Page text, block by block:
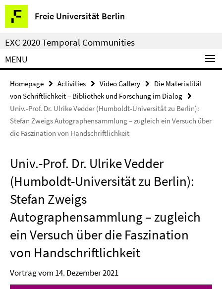
Springe
direkt
zu
Inhalt
Freie Universität Berlin
Service
Navigation
EXC 2020 Temporal Communities
MENU
Homepage Activities Video Gallery
Die Materialität
von Schriftlichkeit – Bibliothek und Forschung im Dialog
Univ.-Prof. Dr. Ulrike Vedder (Humboldt-Universität zu Berlin):
Stefan Zweigs Autographensammlung – zugleich ein Versuch über
die Faszination von Handschriftlichkeit
Univ.-Prof. Dr. Ulrike Vedder
(Humboldt-Universität zu Berlin):
Stefan Zweigs
Autographensammlung – zugleich
ein Versuch über die Faszination
von Handschriftlichkeit
Vortrag vom 14. Dezember 2021